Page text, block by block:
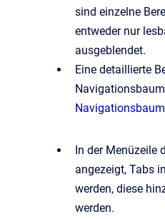
sind einzelne
entweder nur
ausgeblendet.
Eine detaillierte
Navigationsbaum
In der Menüzeile
angezeigt, Tabs
werden, diese
werden.